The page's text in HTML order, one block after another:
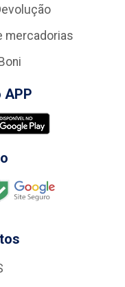
mercadorias
APP